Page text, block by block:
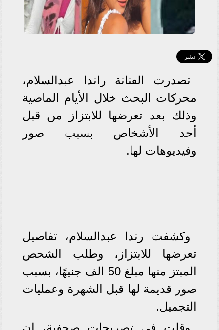
تصدرت الفنانة راندا عبدالسلام،
محركات البحث خلال الأيام الماضية
وذلك بعد تعرضها للابتزاز من قبل
أحد الأشخاص بسبب صور
وفيديوهات لها.
وكشفت رندا عبدالسلام، تفاصيل
تعرضها للابتزاز، وطلب الشخص
المبتز منها مبلغ 50 الف جنيهًا، بسبب
صور قديمة لها قبل الشهرة وعمليات
التجميل.
وقلت في تصريحات صحفية، إن